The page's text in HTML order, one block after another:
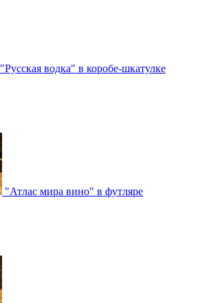
"Русская водка" в коробе-шкатулке
"Атлас мира вино" в футляре